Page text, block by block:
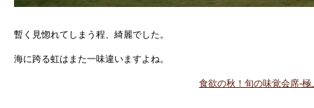
暫く見惚れてしまう程、綺麗でした。
海に跨る虹はまた一味違いますよね。
食欲の秋！旬の味覚会席-